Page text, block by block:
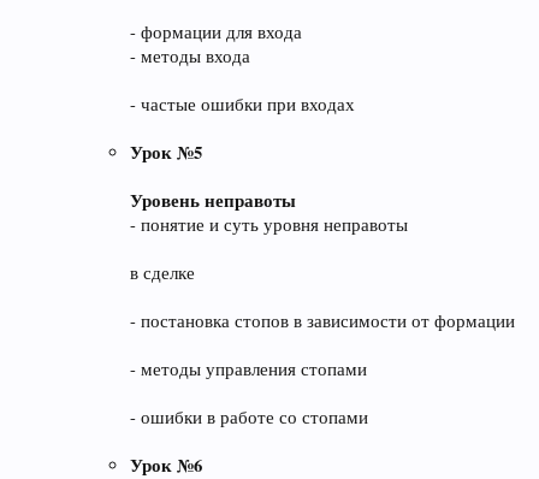
- формации для входа
- методы входа
- частые ошибки при входах
Урок №5
Уровень неправоты
- понятие и суть уровня неправоты
в сделке
- постановка стопов в зависимости от формации
- методы управления стопами
- ошибки в работе со стопами
Урок №6